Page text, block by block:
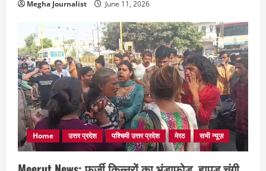
Megha Journalist June 11, 2026
Home उत्तर प्रदेश पश्चिमी उत्तर प्रदेश मेरठ सभी न्यूज़